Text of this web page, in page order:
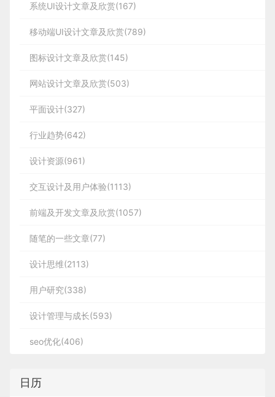
系统UI设计文章及欣赏(167)
移动端UI设计文章及欣赏(789)
图标设计文章及欣赏(145)
网站设计文章及欣赏(503)
平面设计(327)
行业趋势(642)
设计资源(961)
交互设计及用户体验(1113)
前端及开发文章及欣赏(1057)
随笔的一些文章(77)
设计思维(2113)
用户研究(338)
设计管理与成长(593)
seo优化(406)
日历